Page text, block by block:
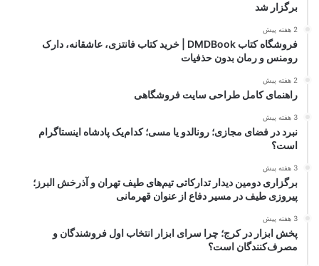
برگزار شد
2 هفته پیش
فروشگاه کتاب DMDBook | خرید کتاب فانتزی، عاشقانه، دارک
رومنس و رمان بدون حذفیات
2 هفته پیش
راهنمای کامل طراحی سایت فروشگاهی
3 هفته پیش
نبرد در فضای مجازی؛ رونالدو یا مسی؛ کدام‌یک پادشاه اینستاگرام
است؟
3 هفته پیش
برگزاری دومین دیدار تدارکاتی تیم‌های طیف تهران و آذرخش البرز؛
پیروزی طیف در مسیر دفاع از عنوان قهرمانی
3 هفته پیش
پخش ابزار در کرج؛ چرا سرای ابزار انتخاب اول فروشندگان و
مصرف‌کنندگان است؟